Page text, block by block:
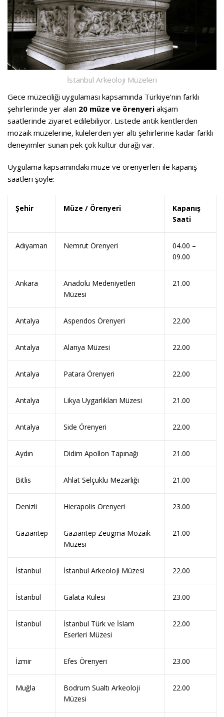
İstanbul Arkeoloji Müzeleri
Gece müzeciliği uygulaması kapsamında Türkiye’nin farklı
şehirlerinde yer alan 20 müze ve örenyeri akşam
saatlerinde ziyaret edilebiliyor. Listede antik kentlerden
mozaik müzelerine, kulelerden yer altı şehirlerine kadar farklı
deneyimler sunan pek çok kültür durağı var.
Uygulama kapsamındaki müze ve örenyerleri ile kapanış
saatleri şöyle:
Şehir Müze / Örenyeri
Kapanış
Saati
Adıyaman Nemrut Örenyeri
04.00 –
09.00
Ankara
Anadolu Medeniyetleri
Müzesi
21.00
Antalya Aspendos Örenyeri 22.00
Antalya Alanya Müzesi 22.00
Antalya Patara Örenyeri 22.00
Antalya Likya Uygarlıkları Müzesi 21.00
Antalya Side Örenyeri 22.00
Aydın Didim Apollon Tapınağı 21.00
Bitlis Ahlat Selçuklu Mezarlığı 21.00
Denizli Hierapolis Örenyeri 23.00
Gaziantep
Gaziantep Zeugma Mozaik
Müzesi
21.00
İstanbul İstanbul Arkeoloji Müzesi 22.00
İstanbul Galata Kulesi 23.00
İstanbul
İstanbul Türk ve İslam
Eserleri Müzesi
22.00
İzmir Efes Örenyeri 23.00
Muğla
Bodrum Sualtı Arkeoloji
Müzesi
22.00